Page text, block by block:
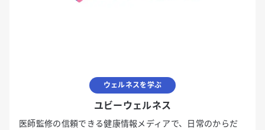
ウェルネスを学ぶ
ユビーウェルネス
医師監修の信頼できる健康情報メディアで、日常のからだ